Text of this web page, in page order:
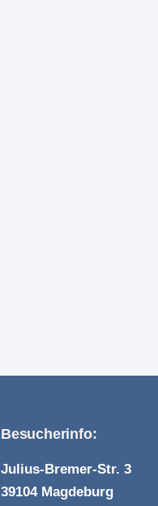
Besucherinfo:
Julius-Bremer-Str. 3
39104 Magdeburg